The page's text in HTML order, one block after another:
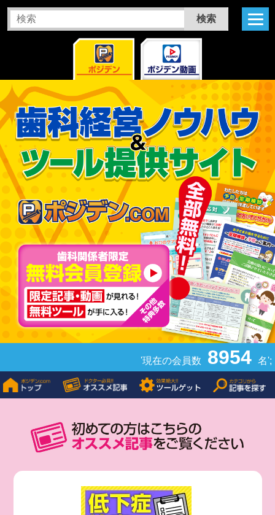
'現在の会員数 8954 名';